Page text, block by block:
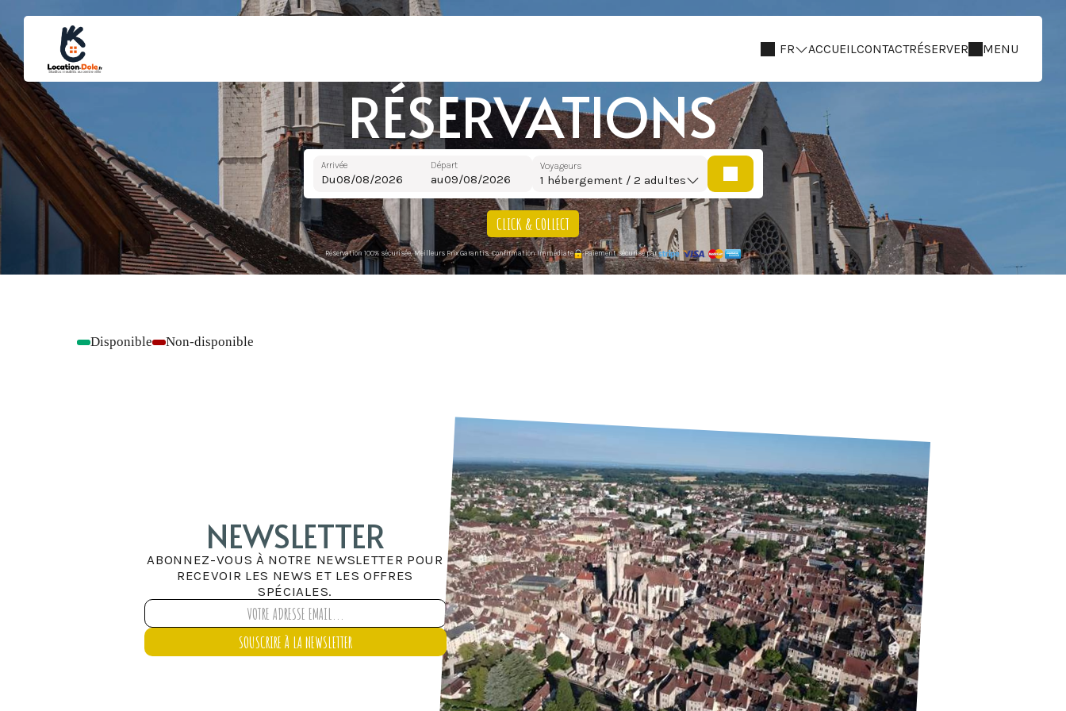
FR ACCUEILCONTACTRÉSERVER MENU
RÉSERVATIONS
Arrivée
Du
Départ
au
Voyageurs
1 hébergement / 2 adultes
CLICK & COLLECT
Réservation 100% sécurisée, Meilleurs Prix Garantis, Confirmation Immédiate Paiement sécurisé par
- Disponible - Non-disponible
NEWSLETTER
ABONNEZ-VOUS À NOTRE NEWSLETTER POUR
RECEVOIR LES NEWS ET LES OFFRES
SPÉCIALES.
SOUSCRIRE À LA NEWSLETTER